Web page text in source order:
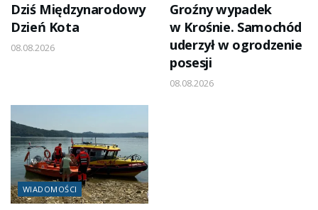
Dziś Międzynarodowy
Dzień Kota
08.08.2026
Groźny wypadek
w Krośnie. Samochód
uderzył w ogrodzenie
posesji
08.08.2026
WIADOMOŚCI